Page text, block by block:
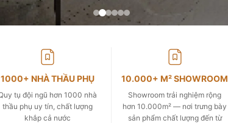
1000+ NHÀ THẦU PHỤ
tụ đội ngũ hơn 1000 nhà
thầu phụ uy tín, chất lượng
khắp cả nước
10.000+ M² SHOWROOM
Showroom trải nghiệm rộng
hơn 10.000m² — nơi trưng bày
sản phẩm chất lượng đến từ